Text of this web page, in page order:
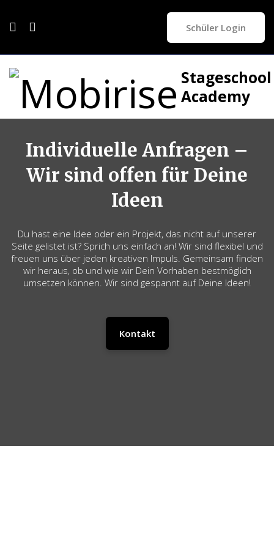
Schüler Login
Academy
Individuelle Anfragen –
Wir sind offen für Deine
Ideen
Du hast eine Idee oder ein Projekt, das nicht auf unserer
Seite gelistet ist? Sprich uns einfach an! Wir sind flexibel und
freuen uns über jeden kreativen Impuls. Gemeinsam finden
wir heraus, ob und wie wir Dein Vorhaben bestmöglich
umsetzen können. Wir sind gespannt auf Deine Ideen!
Kontakt